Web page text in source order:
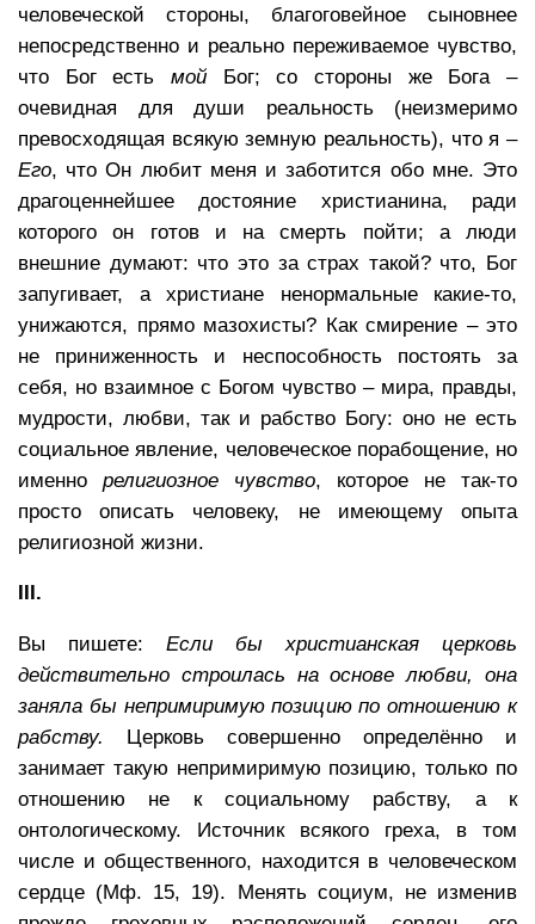
человеческой стороны, благоговейное сыновнее
непосредственно и реально переживаемое чувство,
что Бог есть мой Бог; со стороны же Бога –
очевидная для души реальность (неизмеримо
превосходящая всякую земную реальность), что я –
Его, что Он любит меня и заботится обо мне. Это
драгоценнейшее достояние христианина, ради
которого он готов и на смерть пойти; а люди
внешние думают: что это за страх такой? что, Бог
запугивает, а христиане ненормальные какие-то,
унижаются, прямо мазохисты? Как смирение – это
не приниженность и неспособность постоять за
себя, но взаимное с Богом чувство – мира, правды,
мудрости, любви, так и рабство Богу: оно не есть
социальное явление, человеческое порабощение, но
именно религиозное чувство, которое не так-то
просто описать человеку, не имеющему опыта
религиозной жизни.
III.
Вы пишете: Если бы христианская церковь
действительно строилась на основе любви, она
заняла бы непримиримую позицию по отношению к
рабству. Церковь совершенно определённо и
занимает такую непримиримую позицию, только по
отношению не к социальному рабству, а к
онтологическому. Источник всякого греха, в том
числе и общественного, находится в человеческом
сердце (Мф. 15, 19). Менять социум, не изменив